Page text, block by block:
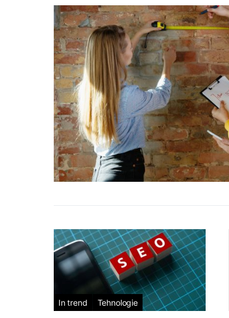
In trend Tehnologie